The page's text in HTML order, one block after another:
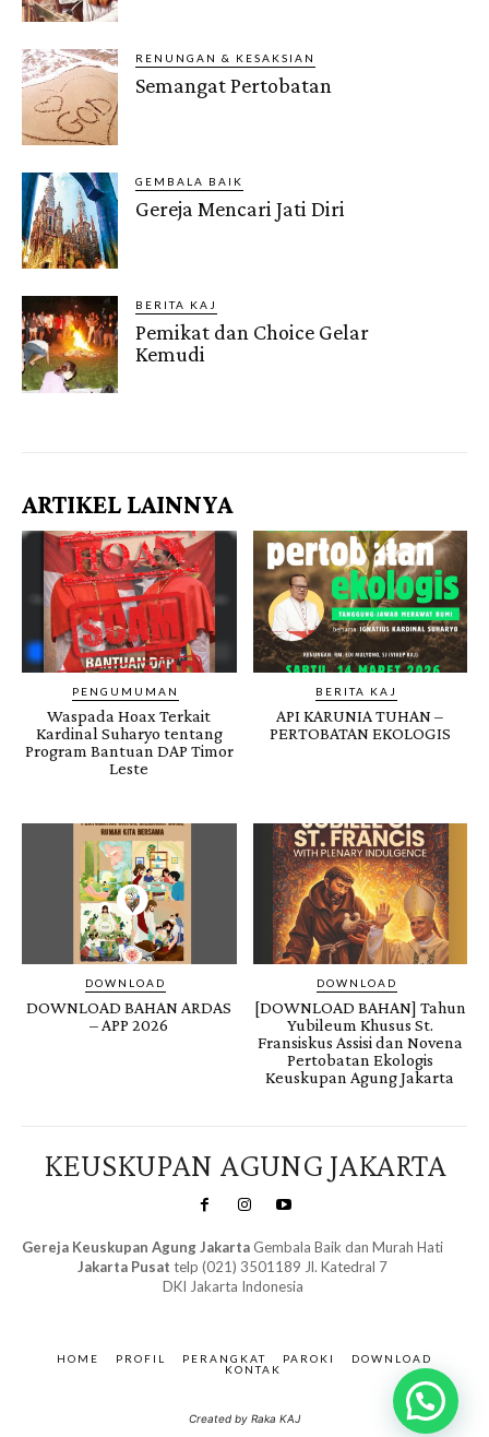
RENUNGAN & KESAKSIAN
Semangat Pertobatan
GEMBALA BAIK
Gereja Mencari Jati Diri
BERITA KAJ
Pemikat dan Choice Gelar
Kemudi
Gendis.ID
ARTIKEL LAINNYA
PENGUMUMAN
Waspada Hoax Terkait
Kardinal Suharyo tentang
Program Bantuan DAP Timor
Leste
BERITA KAJ
API KARUNIA TUHAN –
PERTOBATAN EKOLOGIS
DOWNLOAD
DOWNLOAD BAHAN ARDAS
– APP 2026
DOWNLOAD
[DOWNLOAD BAHAN] Tahun
Yubileum Khusus St.
Fransiskus Assisi dan Novena
Pertobatan Ekologis
Keuskupan Agung Jakarta
KEUSKUPAN AGUNG JAKARTA
Gereja Keuskupan Agung Jakarta Gembala Baik dan Murah Hati
Jakarta Pusat telp (021) 3501189 Jl. Katedral 7
DKI Jakarta Indonesia
HOME PROFIL PERANGKAT PAROKI
DOWNLOAD
KONTAK
Created by Raka KAJ